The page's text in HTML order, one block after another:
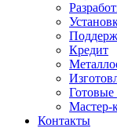
Кредит
Мастер-
Контакты